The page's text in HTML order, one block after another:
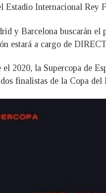
Estadio Internacional Rey
y Barcelona buscarán el
estará a cargo de
el 2020, la Supercopa de
finalistas de la Copa del